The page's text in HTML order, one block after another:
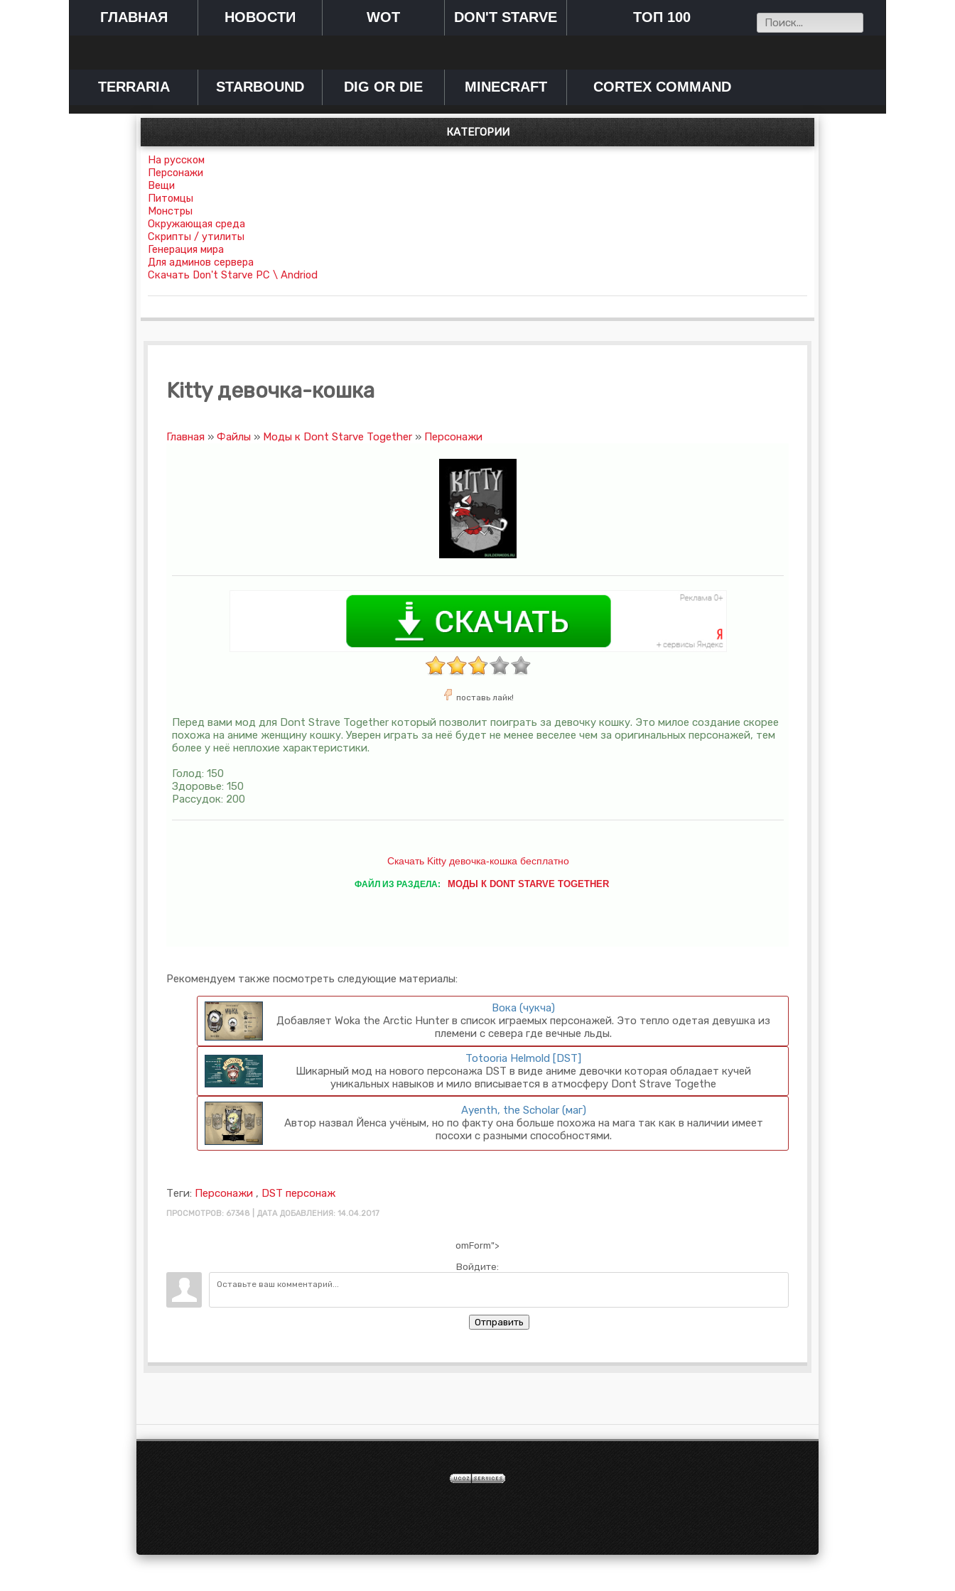
ГЛАВНАЯ НОВОСТИ WOT DON'T STARVE ТОП 100
TERRARIA STARBOUND DIG OR DIE MINECRAFT CORTEX COMMAND
КАТЕГОРИИ
На русском
Персонажи
Вещи
Питомцы
Монстры
Окружающая среда
Скрипты / утилиты
Генерация мира
Для админов сервера
Скачать Don't Starve PC \ Andriod
Kitty девочка-кошка
Главная » Файлы » Моды к Dont Starve Together » Персонажи
поставь лайк!
Перед вами мод для Dont Strave Together который позволит поиграть за девочку кошку. Это милое создание скорее
похожа на аниме женщину кошку. Уверен играть за неё будет не менее веселее чем за оригинальных персонажей, тем
более у неё неплохие характеристики.
Голод: 150
Здоровье: 150
Рассудок: 200
Скачать Kitty девочка-кошка бесплатно
ФАЙЛ ИЗ РАЗДЕЛА: МОДЫ К DONT STARVE TOGETHER
Рекомендуем также посмотреть следующие материалы:
Вока (чукча)
Добавляет Woka the Arctic Hunter в список играемых персонажей. Это тепло одетая девушка из
племени с севера где вечные льды.
Totooria Helmold [DST]
Шикарный мод на нового персонажа DST в виде аниме девочки которая обладает кучей
уникальных навыков и мило вписывается в атмосферу Dont Strave Togethe
Ayenth, the Scholar (маг)
Автор назвал Йенса учёным, но по факту она больше похожа на мага так как в наличии имеет
посохи с разными способностями.
Теги: Персонажи , DST персонаж
ПРОСМОТРОВ: 67348 | ДАТА ДОБАВЛЕНИЯ: 14.04.2017
omForm">
Войдите:
Отправить